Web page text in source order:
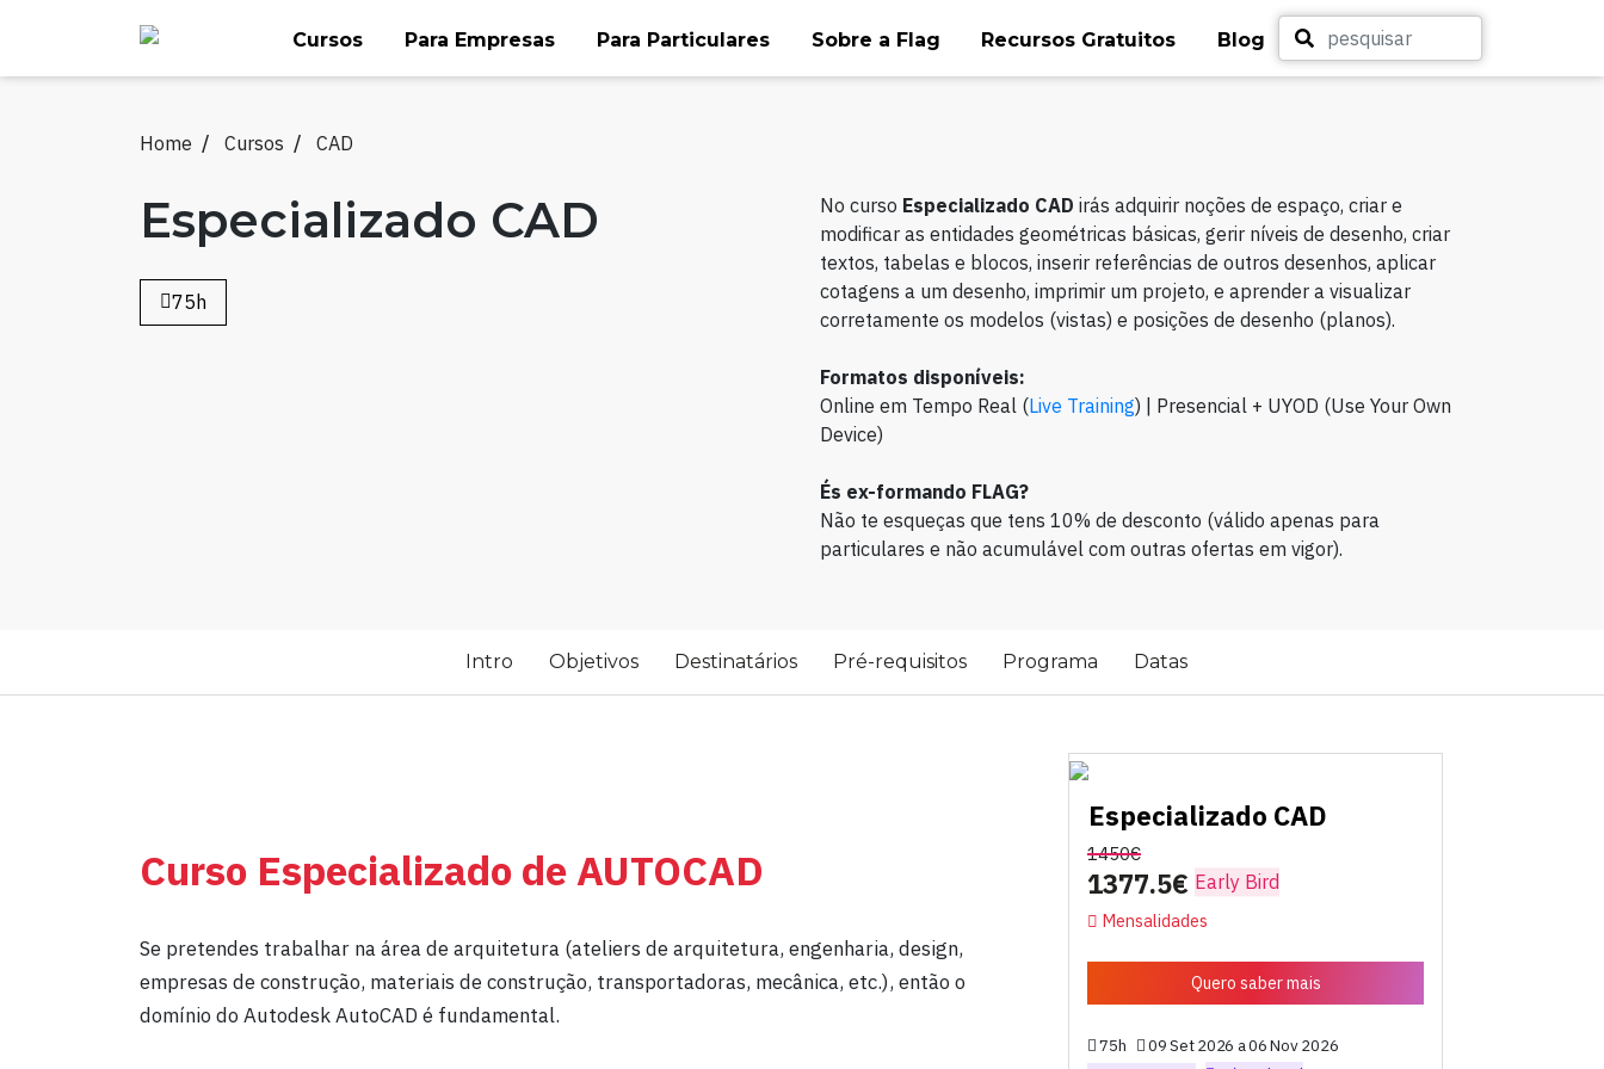
content
Cursos Para Empresas Para Particulares Sobre a Flag Recursos Gratuitos Blog
Home Cursos CAD
Especializado CAD
75h
No curso Especializado CAD irás adquirir noções de espaço, criar e
modificar as entidades geométricas básicas, gerir níveis de desenho, criar
textos, tabelas e blocos, inserir referências de outros desenhos, aplicar
cotagens a um desenho, imprimir um projeto, e aprender a visualizar
corretamente os modelos (vistas) e posições de desenho (planos).
Formatos disponíveis:
Online em Tempo Real (Live Training) | Presencial + UYOD (Use Your Own
Device)
És ex-formando FLAG?
Não te esqueças que tens 10% de desconto (válido apenas para
particulares e não acumulável com outras ofertas em vigor).
Intro Objetivos Destinatários Pré-requisitos Programa Datas
Curso Especializado de AUTOCAD
Se pretendes trabalhar na área de arquitetura (ateliers de arquitetura, engenharia, design,
empresas de construção, materiais de construção, transportadoras, mecânica, etc.), então o
domínio do Autodesk AutoCAD é fundamental.
Especializado CAD
1450€
1377.5€ Early Bird
Mensalidades
Quero saber mais
75h
09 Set 2026 a 06 Nov 2026